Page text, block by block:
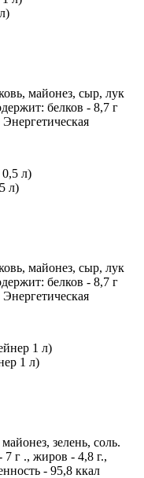
майонез, сыр, лук
белков - 8,7 г
л)
майонез, сыр, лук
белков - 8,7 г
1 л)
зелень, соль.
г ., жиров - 4,8 г.,
- 95,8 ккал